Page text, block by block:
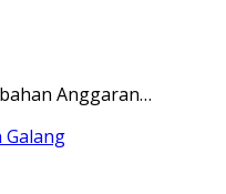
Anggaran…